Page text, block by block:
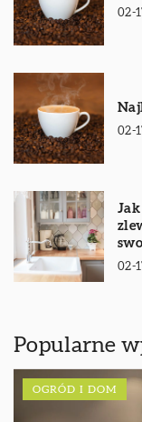
02-
02-
02-
Popularne
OGRÓD I DOM